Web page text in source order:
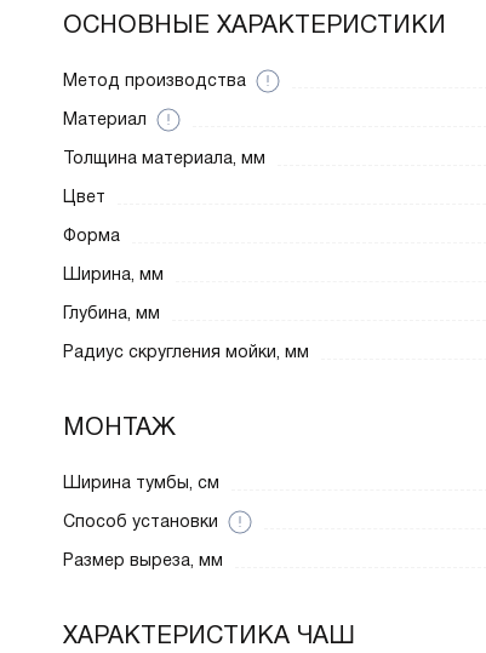
ОСНОВНЫЕ ХАРАКТЕРИСТИКИ
Метод производства
Материал
Толщина материала, мм
Цвет
Форма
Ширина, мм
Глубина, мм
Радиус скругления мойки, мм
МОНТАЖ
Ширина тумбы, см
Способ установки
Размер выреза, мм
ХАРАКТЕРИСТИКА ЧАШ